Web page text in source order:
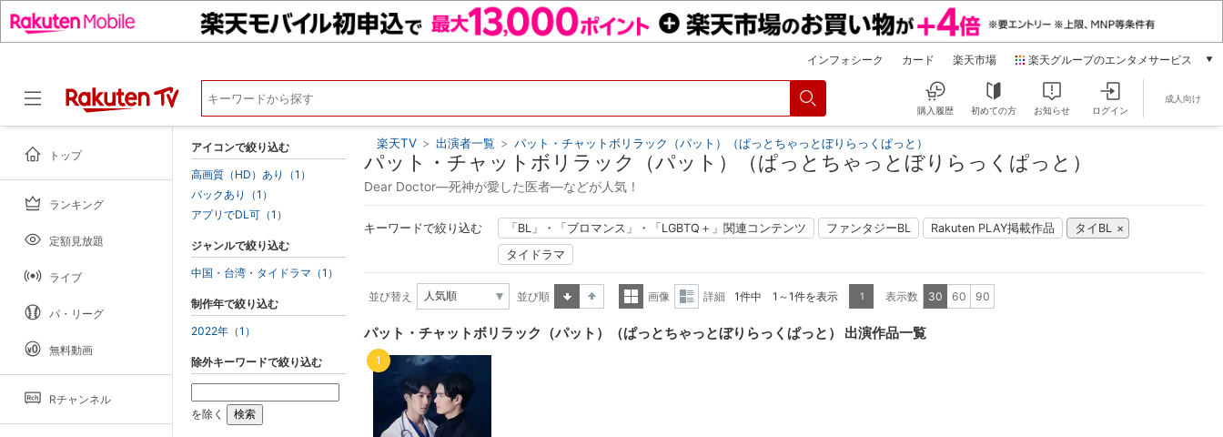
インフォシーク カード 楽天市場 楽天グループのエンタメサービス
本/ゲーム/CD/DVD
電子書籍
雑誌読み放題
楽天マガジン
動画配信
購入履歴 初めての方 お知らせ ログイン
成人向け
トップ
ランキング
定額見放題
ライブ
パ・リーグ
無料動画
Rチャンネル
楽天TV > 出演者一覧 > パット・チャットボリラック（パット）（ぱっとちゃっとぼりらっくぱっと）
パット・チャットボリラック（パット）（ぱっとちゃっとぼりらっくぱっと）
Dear Doctor―死神が愛した医者―などが人気！
キーワードで絞り込む 「BL」・「ブロマンス」・「LGBTQ＋」関連コンテンツ ファンタジーBL Rakuten PLAY掲載作品
タイBL
タイドラマ
並び替え
並び順
表示
画像
表示
詳細 1件中 1～1件を表示 1 表示数 30 60 90
パット・チャットボリラック（パット）（ぱっとちゃっとぼりらっくぱっと） 出演作品一覧
1
アイコンで絞り込む
高画質（HD）あり（1）
パックあり（1）
アプリでDL可（1）
ジャンルで絞り込む
中国・台湾・タイドラマ（1）
制作年で絞り込む
2022年（1）
除外キーワードで絞り込む
を除く